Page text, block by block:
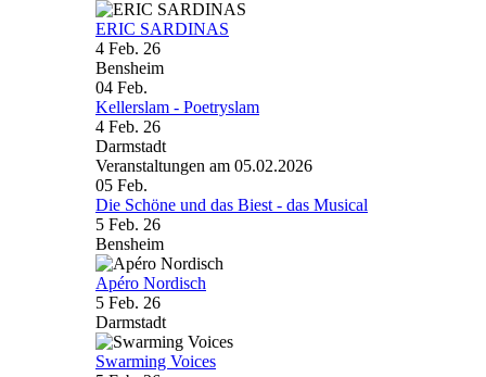
ERIC SARDINAS
4 Feb. 26
Bensheim
04 Feb.
Kellerslam - Poetryslam
4 Feb. 26
Darmstadt
Veranstaltungen am 05.02.2026
05 Feb.
Die Schöne und das Biest - das Musical
5 Feb. 26
Bensheim
Apéro Nordisch
5 Feb. 26
Darmstadt
Swarming Voices